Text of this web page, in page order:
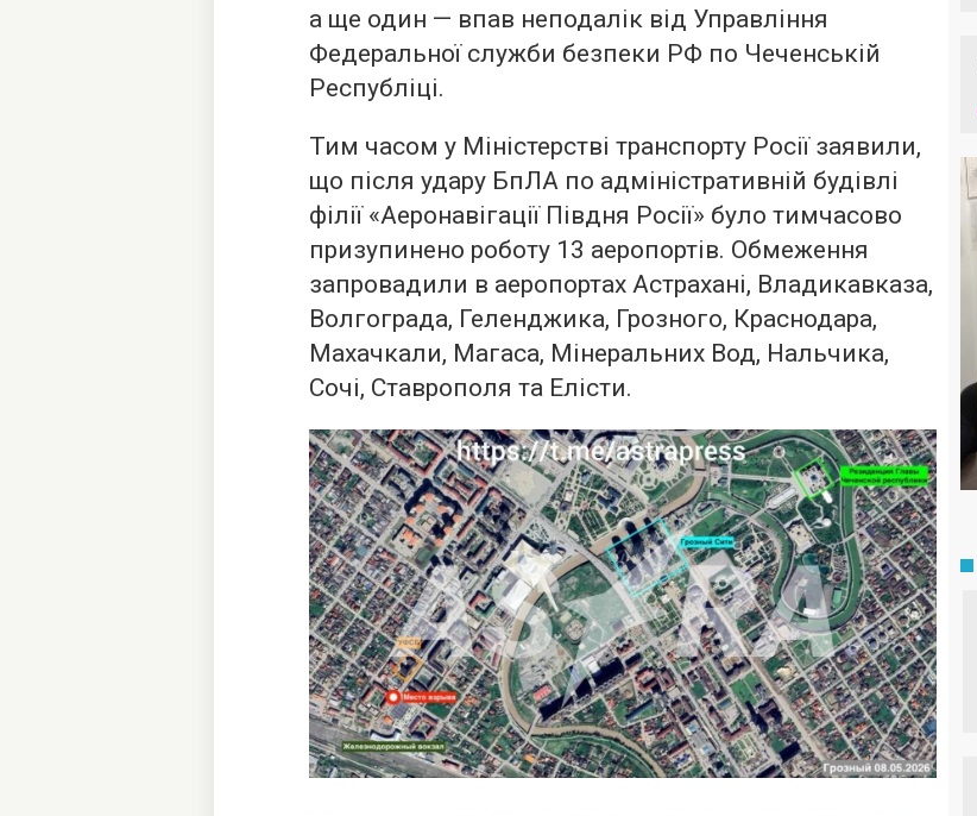
а ще один — впав неподалік від Управління
Федеральної служби безпеки РФ по Чеченській
Республіці.
Тим часом у Міністерстві транспорту Росії заявили,
що після удару БпЛА по адміністративній будівлі
філії «Аеронавігації Півдня Росії» було тимчасово
призупинено роботу 13 аеропортів. Обмеження
запровадили в аеропортах Астрахані, Владикавказа,
Волгограда, Геленджика, Грозного, Краснодара,
Махачкали, Магаса, Мінеральних Вод, Нальчика,
Сочі, Ставрополя та Елісти.